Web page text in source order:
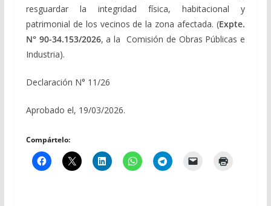
resguardar la integridad física, habitacional y
patrimonial de los vecinos de la zona afectada. (Expte.
N° 90-34.153/2026, a la Comisión de Obras Públicas e
Industria).
Declaración N° 11/26
Aprobado el, 19/03/2026.
Compártelo: